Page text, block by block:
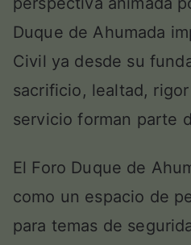
Duque de Ahumada
Civil ya desde su
sacrificio, lealtad,
servicio forman parte
El Foro Duque de
como un espacio de
para temas de